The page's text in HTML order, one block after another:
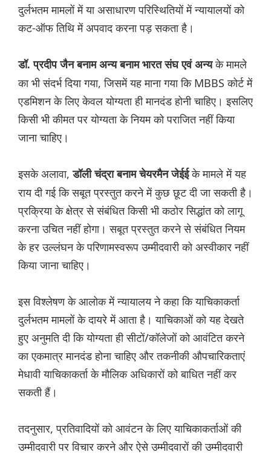
दुर्लभतम मामलों में या असाधारण परिस्थितियों में न्यायालयों को
कट-ऑफ तिथि में अपवाद करना पड़ सकता है।
डॉ. प्रदीप जैन बनाम अन्य बनाम भारत संघ एवं अन्यके मामले
का भी संदर्भ दिया गया, जिसमें यह माना गया कि MBBS कोर्ट में
एडमिशन के लिए केवल योग्यता ही मानदंड होनी चाहिए। इसलिए
किसी भी कीमत पर योग्यता के नियम को पराजित नहीं किया
जाना चाहिए।
इसके अलावा,डॉली चंद्रा बनाम चेयरमैन जेईईके मामले में यह
राय दी गई कि सबूत प्रस्तुत करने में कुछ छूट दी जा सकती है।
प्रक्रिया के क्षेत्र से संबंधित किसी भी कठोर सिद्धांत को लागू
करना उचित नहीं होगा। सबूत प्रस्तुत करने से संबंधित नियम
के हर उल्लंघन के परिणामस्वरूप उम्मीदवारी को अस्वीकार नहीं
किया जाना चाहिए।
इस विश्लेषण के आलोक में न्यायालय ने कहा कि याचिकाकर्ता
दुर्लभतम मामलों के दायरे में आता है। याचिकाओं को यह देखते
हुए अनुमति दी कि योग्यता ही सीटों/कॉलेजों को आवंटित करने
का एकमात्र मानदंड होना चाहिए और तकनीकी औपचारिकताएं
मेधावी याचिकाकर्ता के मौलिक अधिकारों को बाधित नहीं कर
सकती हैं।
तदनुसार, प्रतिवादियों को आवंटन के लिए याचिकाकर्ताओं की
उम्मीदवारी पर विचार करने और ऐसे उम्मीदवारों की उम्मीदवारी